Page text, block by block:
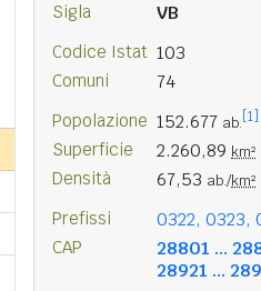
Sigla VB
Codice Istat 103
Comuni 74
Popolazione 152.677 ab. [1]
Superficie 2.260,89 km²
Densità 67,53 ab./km²
Prefissi 0322, 0323,
CAP
28801 ...
28921 ...